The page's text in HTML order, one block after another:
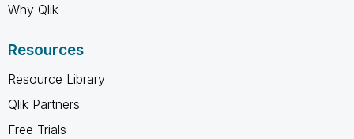
Why Qlik
Resources
Resource Library
Qlik Partners
Free Trials